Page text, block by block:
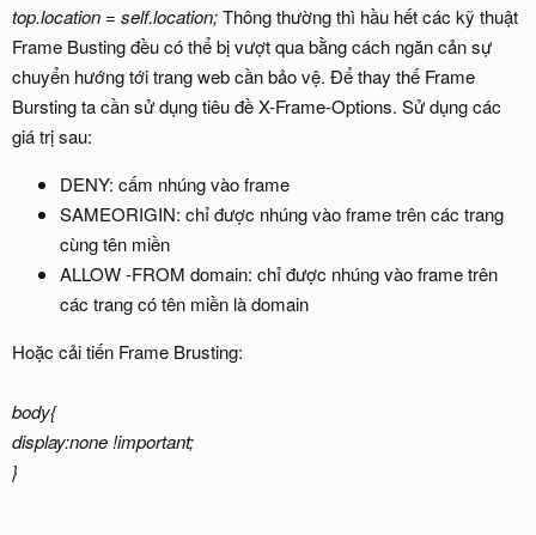
top.location = self.location;Thông thường thì hầu hết các kỹ thuật
Frame Busting đều có thể bị vượt qua bằng cách ngăn cản sự
chuyển hướng tới trang web cần bảo vệ. Để thay thế Frame
Bursting ta cần sử dụng tiêu đề X-Frame-Options. Sử dụng các
giá trị sau:
DENY: cấm nhúng vào frame
SAMEORIGIN: chỉ được nhúng vào frame trên các trang
cùng tên miền
ALLOW -FROM domain: chỉ được nhúng vào frame trên
các trang có tên miền là domain
Hoặc cải tiến Frame Brusting:
body{
display:none !important;
}